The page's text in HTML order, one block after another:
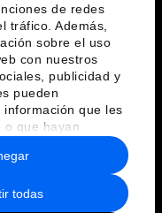
de redes
tráfico. Además,
sobre el uso
con nuestros
publicidad y
pueden
que les
o que hayan
uso que haya
todas
de uso